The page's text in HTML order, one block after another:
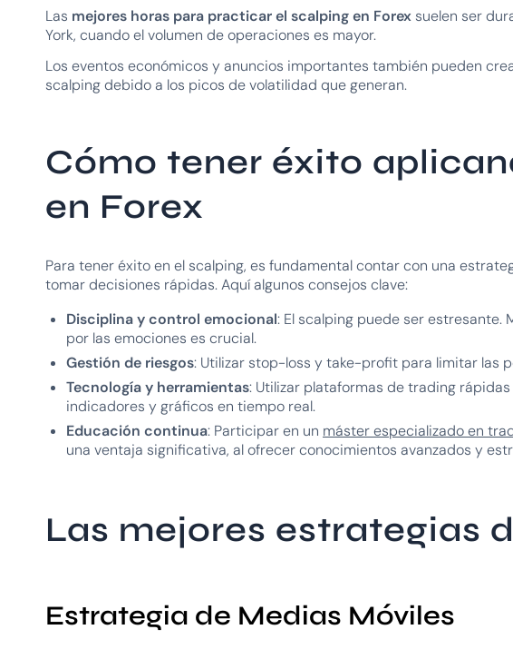
Las mejores horas para practicar el scalping en Forex suelen ser
York, cuando el volumen de operaciones es mayor.
Los eventos económicos y anuncios importantes también pueden
scalping debido a los picos de volatilidad que generan.
Cómo tener éxito
en Forex
Para tener éxito en el scalping, es fundamental contar con una
tomar decisiones rápidas. Aquí algunos consejos clave:
Disciplina y control emocional: El scalping puede ser estresante.
por las emociones es crucial.
Gestión de riesgos: Utilizar stop-loss y take-profit para limitar las
Tecnología y herramientas: Utilizar plataformas de trading
indicadores y gráficos en tiempo real.
Educación continua: Participar en un máster especializado en
una ventaja significativa, al ofrecer conocimientos avanzados y
Las mejores estrategias
Estrategia de Medias Móviles